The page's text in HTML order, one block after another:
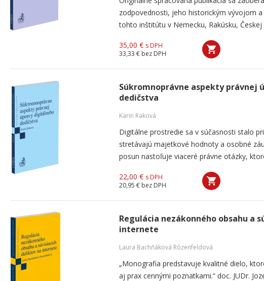
zodpovednosti, jeho historickým vývojom
tohto inštitútu v Nemecku, Rakúsku, Českej
35,00 € s DPH
33,33 € bez DPH
Súkromnoprávne aspekty právnej
dedičstva
Karin Raková
Digitálne prostredie sa v súčasnosti stalo
stretávajú majetkové hodnoty a osobné
posun nastoľuje viaceré právne otázky,
22,00 € s DPH
20,95 € bez DPH
Regulácia nezákonného obsahu a
internete
Laura Bachňáková Rózenfeldová
„Monografia predstavuje kvalitné dielo,
aj prax cennými poznatkami.“ doc. JUDr.